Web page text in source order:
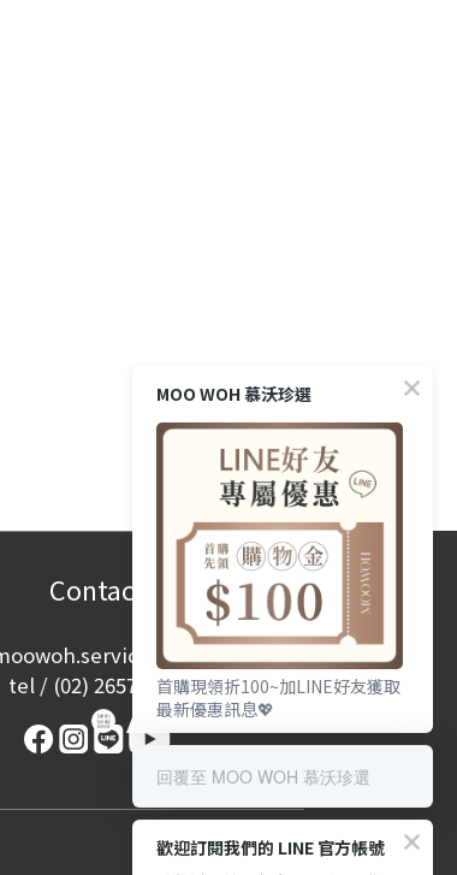
Contact
tel / (02) 2657-2968
MOO WOH 慕沃珍選
首購現領折100~加LINE好友獲取
最新優惠訊息💖
回覆至 MOO WOH 慕沃珍選
歡迎訂閱我們的 LINE 官方帳號